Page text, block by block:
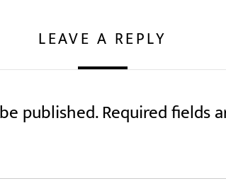
LEAVE A REPLY
published.Required fields